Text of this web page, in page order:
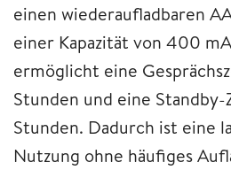
einen wiederaufladbaren
einer Kapazität von 400
ermöglicht eine
Stunden und eine
Stunden. Dadurch ist eine
Nutzung ohne häufiges